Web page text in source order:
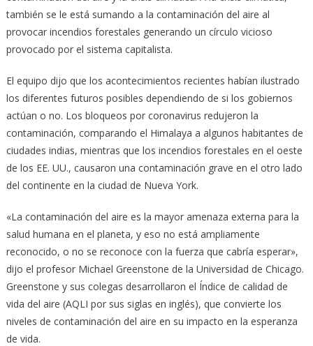
también se le está sumando a la contaminación del aire al
provocar incendios forestales generando un círculo vicioso
provocado por el sistema capitalista.
El equipo dijo que los acontecimientos recientes habían ilustrado
los diferentes futuros posibles dependiendo de si los gobiernos
actúan o no. Los bloqueos por coronavirus redujeron la
contaminación, comparando el Himalaya a algunos habitantes de
ciudades indias, mientras que los incendios forestales en el oeste
de los EE. UU., causaron una contaminación grave en el otro lado
del continente en la ciudad de Nueva York.
«La contaminación del aire es la mayor amenaza externa para la
salud humana en el planeta, y eso no está ampliamente
reconocido, o no se reconoce con la fuerza que cabría esperar»,
dijo el profesor Michael Greenstone de la Universidad de Chicago.
Greenstone y sus colegas desarrollaron el Índice de calidad de
vida del aire (AQLI por sus siglas en inglés), que convierte los
niveles de contaminación del aire en su impacto en la esperanza
de vida.